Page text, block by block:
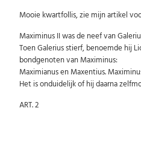
Mooie kwartfollis, zie mijn artikel
Maximinus II was de neef van
Toen Galerius stierf, benoemde hij
bondgenoten van Maximinus:
Maximianus en Maxentius.
Het is onduidelijk of hij daarna
ART. 2